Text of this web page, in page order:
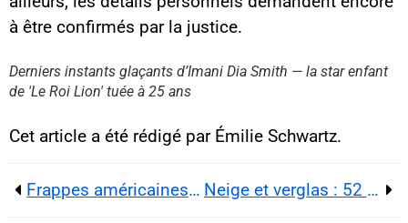
à être confirmés par la justice.
Charger
acceptez d’être suivi par
Cette image est hébergée par
contenu / YouTube.
Derniers instants glaçants d’Imani Dia Smith — la star enfant
de 'Le Roi Lion' tuée à 25 ans
Cet article a été rédigé par Émilie Schwartz.
Frappes américaines au Nigeria : missiles, récit et double jeu de Trump Neige et verglas : 52 départements en alerte, la France sous vigilance jaune les 2 et 3 janvier 2026